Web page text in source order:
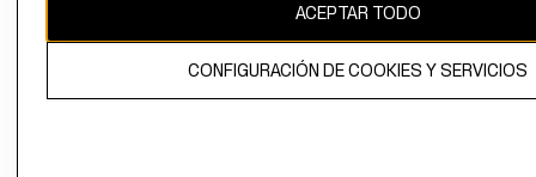
CAMBIAR REGIÓN
ACEPTAR TODO
CONFIGURACIÓN DE COOKIES Y SERVICIOS